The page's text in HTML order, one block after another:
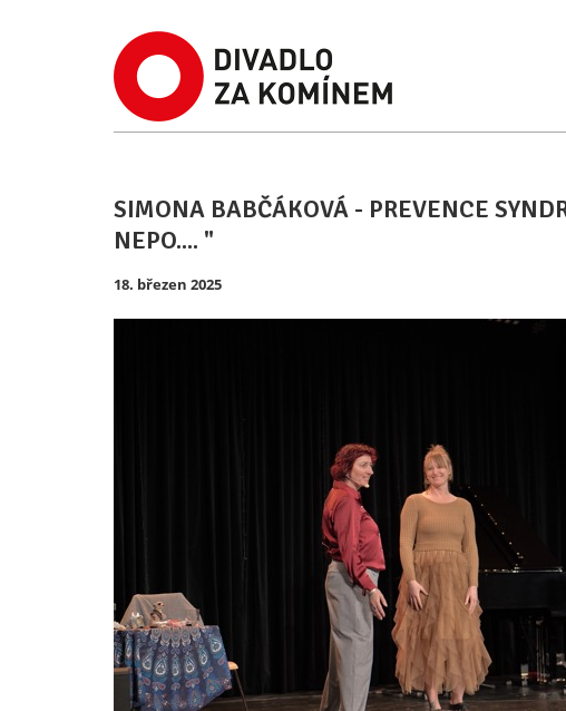
SIMONA BABČÁKOVÁ - PREVENCE
NEPO.... "
18. březen 2025